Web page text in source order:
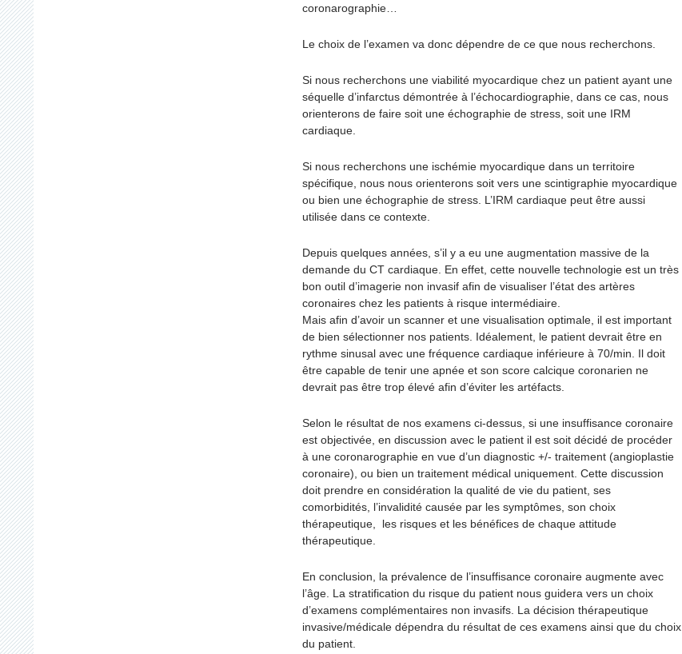
coronarographie…
Le choix de l’examen va donc dépendre de ce que nous recherchons.
Si nous recherchons une viabilité myocardique chez un patient ayant une
séquelle d’infarctus démontrée à l’échocardiographie, dans ce cas, nous
orienterons de faire soit une échographie de stress, soit une IRM
cardiaque.
Si nous recherchons une ischémie myocardique dans un territoire
spécifique, nous nous orienterons soit vers une scintigraphie myocardique
ou bien une échographie de stress. L’IRM cardiaque peut être aussi
utilisée dans ce contexte.
Depuis quelques années, s’il y a eu une augmentation massive de la
demande du CT cardiaque. En effet, cette nouvelle technologie est un très
bon outil d’imagerie non invasif afin de visualiser l’état des artères
coronaires chez les patients à risque intermédiaire.
Mais afin d’avoir un scanner et une visualisation optimale, il est important
de bien sélectionner nos patients. Idéalement, le patient devrait être en
rythme sinusal avec une fréquence cardiaque inférieure à 70/min. Il doit
être capable de tenir une apnée et son score calcique coronarien ne
devrait pas être trop élevé afin d’éviter les artéfacts.
Selon le résultat de nos examens ci-dessus, si une insuffisance coronaire
est objectivée, en discussion avec le patient il est soit décidé de procéder
à une coronarographie en vue d’un diagnostic +/- traitement (angioplastie
coronaire), ou bien un traitement médical uniquement. Cette discussion
doit prendre en considération la qualité de vie du patient, ses
comorbidités, l’invalidité causée par les symptômes, son choix
thérapeutique, les risques et les bénéfices de chaque attitude
thérapeutique.
En conclusion, la prévalence de l’insuffisance coronaire augmente avec
l’âge. La stratification du risque du patient nous guidera vers un choix
d’examens complémentaires non invasifs. La décision thérapeutique
invasive/médicale dépendra du résultat de ces examens ainsi que du choix
du patient.